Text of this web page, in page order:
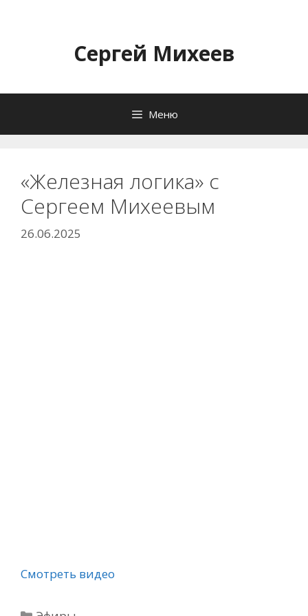
содержимомуСергей Михеев
Меню
«Железная логика» с
Сергеем Михеевым
26.06.2025
Смотреть видео